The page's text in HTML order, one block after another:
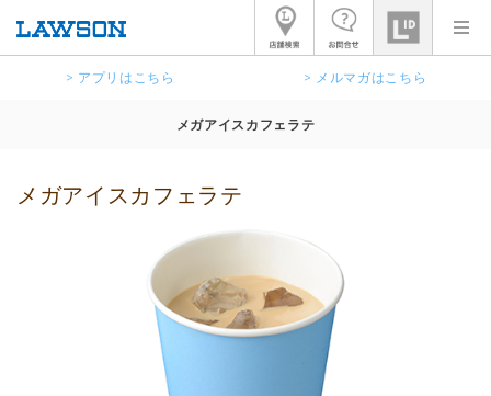
> アプリはこちら > メルマガはこちら
メガアイスカフェラテ
メガアイスカフェラテ